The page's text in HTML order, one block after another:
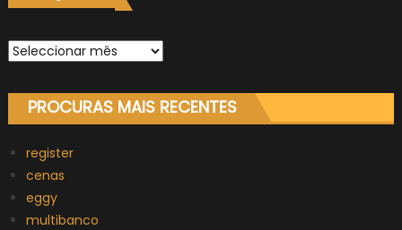
Arquivo
PROCURAS MAIS RECENTES
register
cenas
eggy
multibanco